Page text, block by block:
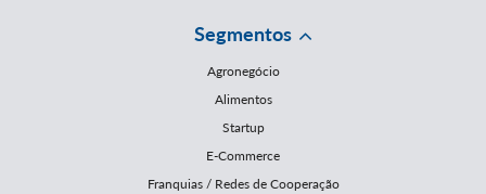
Segmentos
Agronegócio
Alimentos
Startup
E-Commerce
Franquias / Redes de Cooperação